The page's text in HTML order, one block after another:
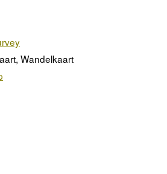
Wandelkaart